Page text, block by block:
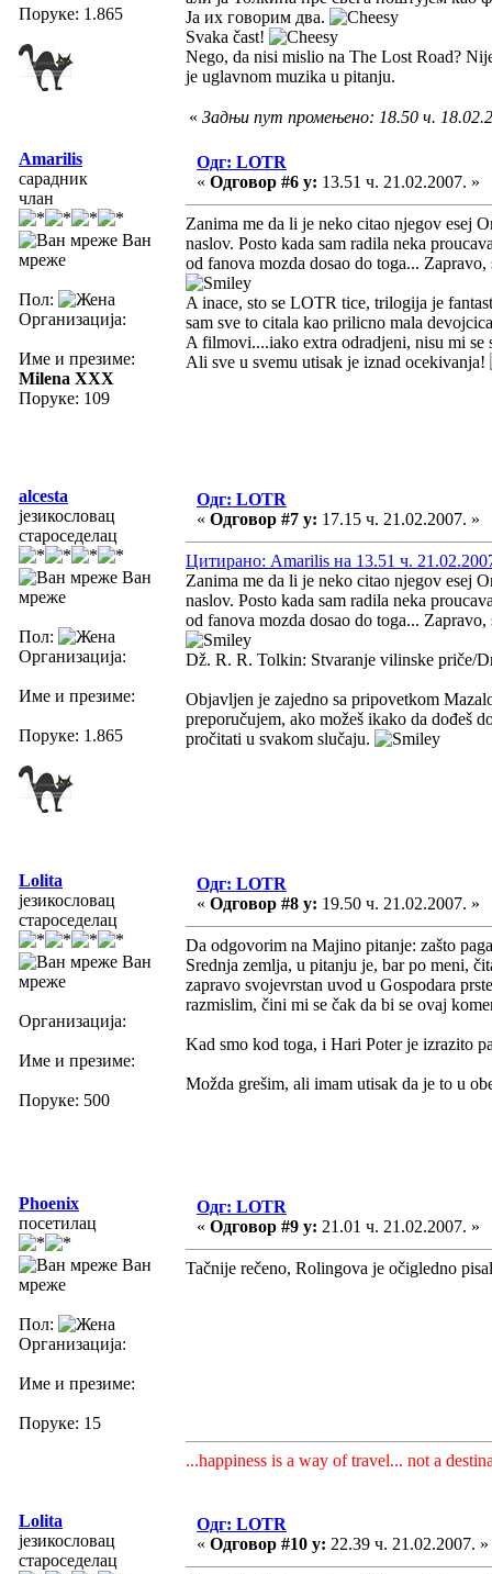
Поруке: 1.865
Ја их говорим два.
Svaka čast!
Nego, da nisi mislio na The Lost Road?
je uglavnom muzika u pitanju.
« Задњи пут промењено: 18.50 ч.
Amarilis
сарадник
члан
Ван
мреже
Пол:
Организација:
Име и презиме:
Milena XXX
Поруке: 109
Одг: LOTR
« Одговор #6 у: 13.51 ч. 21.02.2007. »
Zanima me da li je neko citao njegov esej
naslov. Posto kada sam radila neka
od fanova mozda dosao do toga...
A inace, sto se LOTR tice, trilogija je
sam sve to citala kao prilicno mala
A filmovi....iako extra odradjeni, nisu mi
Ali sve u svemu utisak je iznad ocekivanja!
alcesta
језикословац
староседелац
Ван
мреже
Пол:
Организација:
Име и презиме:
Поруке: 1.865
Одг: LOTR
« Одговор #7 у: 17.15 ч. 21.02.2007. »
Цитирано: Amarilis на 13.51 ч.
Zanima me da li je neko citao njegov esej
naslov. Posto kada sam radila neka
od fanova mozda dosao do toga...
Dž. R. R. Tolkin: Stvaranje vilinske priče/
Objavljen je zajedno sa pripovetkom
preporučujem, ako možeš ikako da dođeš
pročitati u svakom slučaju.
Lolita
језикословац
староседелац
Ван
мреже
Организација:
Име и презиме:
Поруке: 500
Одг: LOTR
« Одговор #8 у: 19.50 ч. 21.02.2007. »
Da odgovorim na Majino pitanje: zašto
Srednja zemlja, u pitanju je, bar po meni,
zapravo svojevrstan uvod u Gospodara
razmislim, čini mi se čak da bi se ovaj
Kad smo kod toga, i Hari Poter je izrazito
Možda grešim, ali imam utisak da je to u
Phoenix
посетилац
Ван
мреже
Пол:
Организација:
Име и презиме:
Поруке: 15
Одг: LOTR
« Одговор #9 у: 21.01 ч. 21.02.2007. »
Tačnije rečeno, Rolingova je očigledno
...happiness is a way of travel... not a
Lolita
језикословац
староседелац
Одг: LOTR
« Одговор #10 у: 22.39 ч. 21.02.2007. »